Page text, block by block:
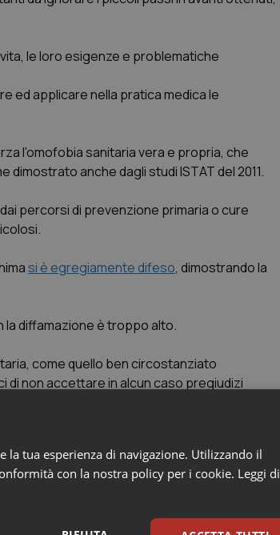
le loro esigenze e problematiche
ed applicare nella pratica medica le
l'omofobia sanitaria vera e propria, che
anche dagli studi ISTAT del 2011.
percorsi di prevenzione primaria o cure
si è egregiamente difeso, dimostrando la
la diffamazione è troppo alto.
come quello ben circostanziato
di non accettare in alcun caso pregiudizi
fin dalle facoltà sanitarie, ed in piccolo,
e Medicina di genere LGBT in tutta Italia.
25 al 27 gennaio) e speriamo che questo
mediatica sul tema.
tua esperienza di navigazione. Utilizzando il
con la nostra policy per i cookie. Leggi di